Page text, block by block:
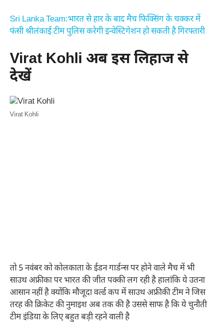
Sri Lanka Team:भारत से हार के बाद मैच फिक्सिंग के चक्कर में
फंसी श्रीलंकाई टीम पुलिस करेगी इन्वेस्टिगेशन हो सकती है गिरफ्तारी
Virat Kohli अब इस लिहाज से
देखें
Virat Kohli
तो 5 नवंबर को कोलकाता के ईडन गार्डन्स पर होने वाले मैच में भी
साउथ अफ्रीका पर भारत की जीत पक्की लग रही है हालांकि ये उतना
आसान नहीं है क्योंकि मौजूदा वर्ल्ड कप में साउथ अफ्रीकी टीम ने जिस
तरह की क्रिकेट की नुमाइश अब तक की है उससे साफ है कि ये चुनौती
टीम इंडिया के लिए बहुत बड़ी रहने वाली है